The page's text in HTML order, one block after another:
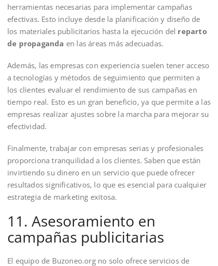
herramientas necesarias para implementar campañas
efectivas. Esto incluye desde la planificación y diseño de
los materiales publicitarios hasta la ejecución del reparto
de propaganda en las áreas más adecuadas.
Además, las empresas con experiencia suelen tener acceso
a tecnologías y métodos de seguimiento que permiten a
los clientes evaluar el rendimiento de sus campañas en
tiempo real. Esto es un gran beneficio, ya que permite a las
empresas realizar ajustes sobre la marcha para mejorar su
efectividad.
Finalmente, trabajar con empresas serias y profesionales
proporciona tranquilidad a los clientes. Saben que están
invirtiendo su dinero en un servicio que puede ofrecer
resultados significativos, lo que es esencial para cualquier
estrategia de marketing exitosa.
11. Asesoramiento en
campañas publicitarias
El equipo de Buzoneo.org no solo ofrece servicios de